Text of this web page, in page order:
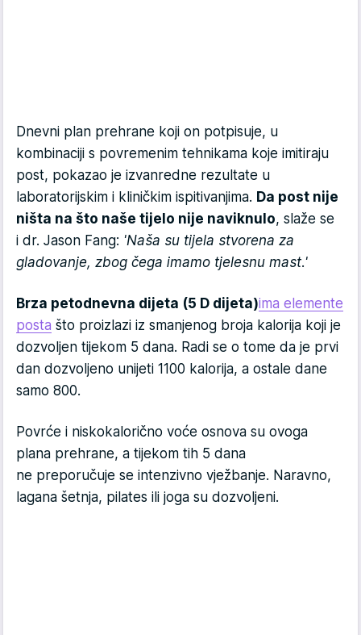
Dnevni plan prehrane koji on potpisuje, u
kombinaciji s povremenim tehnikama koje imitiraju
post, pokazao je izvanredne rezultate u
laboratorijskim i kliničkim ispitivanjima. Da post nije
ništa na što naše tijelo nije naviknulo, slaže se
i dr. Jason Fang: 'Naša su tijela stvorena za
gladovanje, zbog čega imamo tjelesnu mast.'
Brza petodnevna dijeta (5 D dijeta)ima elemente
posta što proizlazi iz smanjenog broja kalorija koji je
dozvoljen tijekom 5 dana. Radi se o tome da je prvi
dan dozvoljeno unijeti 1100 kalorija, a ostale dane
samo 800.
Povrće i niskokalorično voće osnova su ovoga
plana prehrane, a tijekom tih 5 dana
ne preporučuje se intenzivno vježbanje. Naravno,
lagana šetnja, pilates ili joga su dozvoljeni.